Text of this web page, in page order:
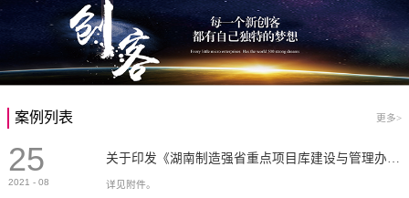
案例列表 更多>
25
2021 - 08 详见附件。